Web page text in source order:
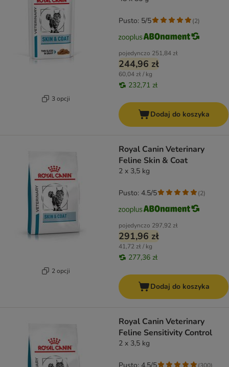
3 opcji
pojedynczo 251,84 zł
244,96 zł
60,04 zł / kg
232,71 zł
Pusto: 5/5 (2)
Dodaj do koszyka
2 opcji
Royal Canin Veterinary
Feline Skin & Coat
2 x 3,5 kg
pojedynczo 297,92 zł
291,96 zł
41,72 zł / kg
277,36 zł
Pusto: 4.5/5 (2)
Dodaj do koszyka
Royal Canin Veterinary
Feline Sensitivity Control
2 x 3,5 kg
(300)